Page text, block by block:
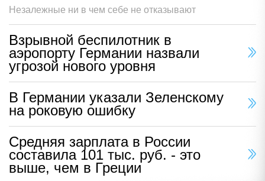
Незалежные ни в чем себе не отказывают
Взрывной беспилотник в
аэропорту Германии назвали
угрозой нового уровня
В Германии указали Зеленскому
на роковую ошибку
Средняя зарплата в России
составила 101 тыс. руб. - это
выше, чем в Греции